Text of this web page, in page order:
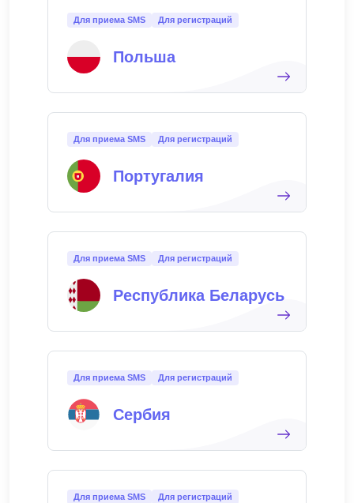
Для приема SMS Для регистраций
Польша
Для приема SMS Для регистраций
Португалия
Для приема SMS Для регистраций
Республика Беларусь
Для приема SMS Для регистраций
Сербия
Для приема SMS Для регистраций